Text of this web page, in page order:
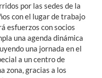
por las sedes de la
con el lugar de trabajo
esfuerzos con socios
una agenda dinámica
una jornada en el
a un centro de
zona, gracias a los